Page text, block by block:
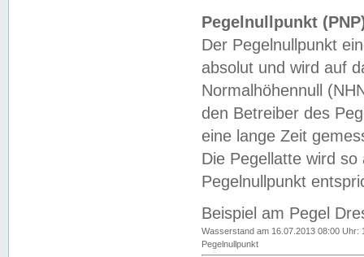
Pegelnullpunkt
Der Pegelnullpunkt
absolut und wird auf
Normalhöhennull
den Betreiber des
eine lange Zeit
Die Pegellatte wird
Pegelnullpunkt
Beispiel am Pegel
Wasserstand am 16.07.2013 08:00 Uhr:
Pegelnullpunkt